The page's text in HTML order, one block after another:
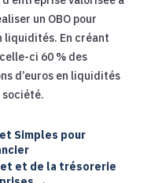
un OBO pour
liquidités. En créant
ci 60 % des
d’euros en liquidités
société.
Simples pour
et de la trésorerie